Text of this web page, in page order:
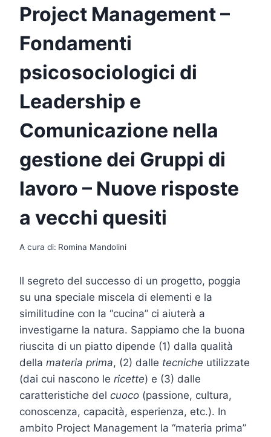
Project Management –
Fondamenti
psicosociologici di
Leadership e
Comunicazione nella
gestione dei Gruppi di
lavoro – Nuove risposte
a vecchi quesiti
A cura di: Romina Mandolini
Il segreto del successo di un progetto, poggia
su una speciale miscela di elementi e la
similitudine con la “cucina” ci aiuterà a
investigarne la natura. Sappiamo che la buona
riuscita di un piatto dipende (1) dalla qualità
della materia prima, (2) dalle tecniche utilizzate
(dai cui nascono le ricette) e (3) dalle
caratteristiche del cuoco (passione, cultura,
conoscenza, capacità, esperienza, etc.). In
ambito Project Management la “materia prima”